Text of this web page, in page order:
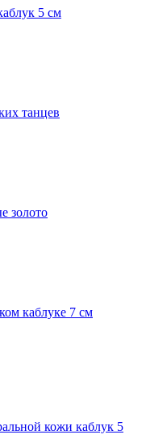
5 см
танцев
золото
каблуке 7 см
кожи каблук 5